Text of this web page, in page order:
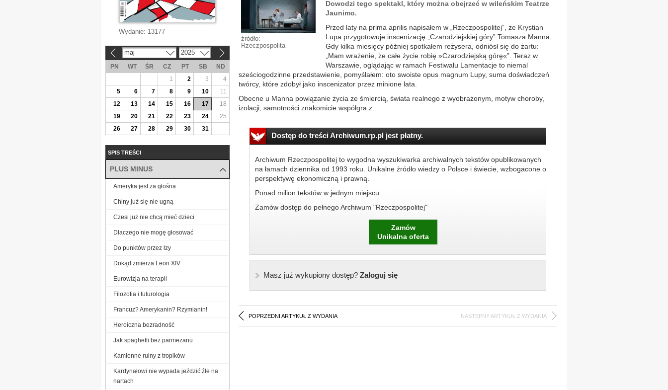
źródło:
Rzeczpospolita
Dowodzi tego spektakl, który można obejrzeć w wileńskim Teatrze
Jaunimo.
Przed laty na prima aprilis napisałem w „Rzeczpospolitej”, że Krystian
Lupa przygotowuje inscenizację „Czarodziejskiej góry” Tomasza Manna.
Gdy kilka miesięcy później spotkałem reżysera, odniósł się do żartu:
„Mam wrażenie, że całe życie robię »Czarodziejską górę«”. Teraz w
Warszawie, oglądając w ramach Festiwalu Lamentacje to niemal
sześciogodzinne przedstawienie, pomyślałem: oto swoiste opus magnum Lupy, suma doświadczeń
twórcy, które zdobył jako inscenizator przez minione lata.
Obecne u Manna powiązanie życia ze śmiercią, świata realnego z wyobrażonym, motyw choroby,
izolacji, samotności znakomicie współgra z...
Dostęp do treści Archiwum.rp.pl jest płatny.
Archiwum Rzeczpospolitej to wygodna wyszukiwarka archiwalnych tekstów opublikowanych
na łamach dziennika od 1993 roku. Unikalne źródło wiedzy o Polsce i świecie, wzbogacone o
perspektywę ekonomiczną i prawną.
Ponad milion tekstów w jednym miejscu.
Zamów dostęp do pełnego Archiwum "Rzeczpospolitej"
Zamów
Unikalna oferta
Masz już wykupiony dostęp?Zaloguj się
POPRZEDNI ARTYKUŁ Z WYDANIA NASTĘPNY ARTYKUŁ Z WYDANIA
Wydanie: 13177
maj 2025
PN WT ŚR CZ PT SB
ND
1
2 3
4
5
6 7 8 9 10
11
12
13 14 15 16 17
18
19
20 21 22 23 24
25
26
27 28 29 30 31
SPIS TREŚCI
PLUS MINUS
Ameryka jest za głośna
Chiny już się nie ugną
Czesi już nie chcą mieć dzieci
Dlaczego nie mogę głosować
Do punktów przez łzy
Dokąd zmierza Leon XIV
Eurowizja na terapii
Filozofia i futurologia
Francuz? Amerykanin? Rzymianin!
Heroiczna bezradność
Jak spaghetti bez parmezanu
Kamienne ruiny z tropików
Kardynałowi nie wypada jeździć źle na
nartach